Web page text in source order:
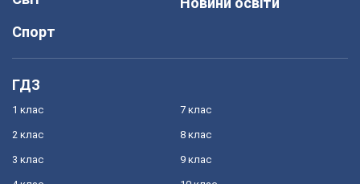
Спорт
ГДЗ
1 клас
2 клас
3 клас
7 клас
8 клас
9 клас